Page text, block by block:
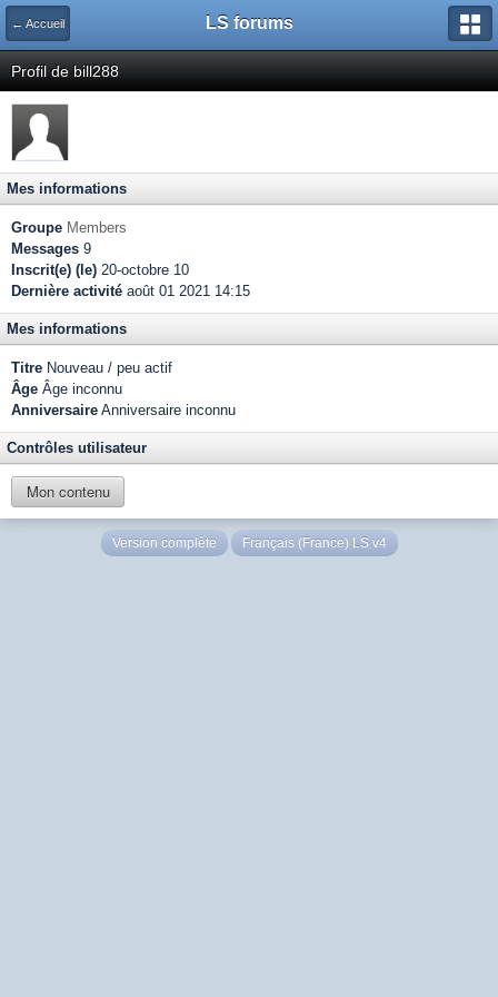
← Accueil LS forums
Profil de bill288
Mes informations
Groupe Members
Messages 9
Inscrit(e) (le) 20-octobre 10
Dernière activité août 01 2021 14:15
Mes informations
Titre Nouveau / peu actif
Âge Âge inconnu
Anniversaire Anniversaire inconnu
Contrôles utilisateur
Mon contenu
Version complète Français (France) LS v4